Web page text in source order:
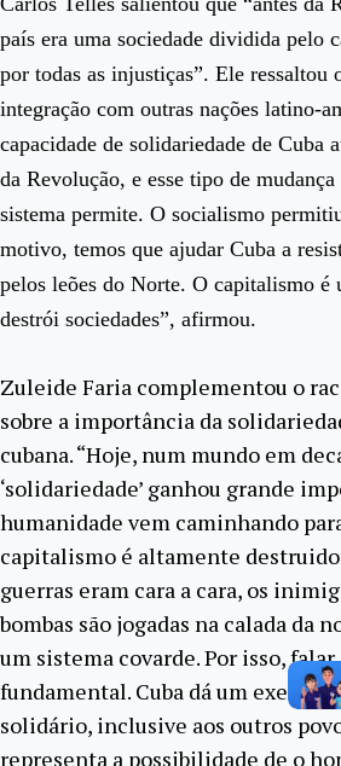
país era uma sociedade dividida pelo
por todas as injustiças”. Ele ressaltou
integração com outras nações latino-
capacidade de solidariedade de Cuba
da Revolução, e esse tipo de
sistema permite. O socialismo
motivo, temos que ajudar Cuba a
pelos leões do Norte. O capitalismo é
destrói sociedades”, afirmou.
Zuleide Faria complementou o
sobre a importância da
cubana. “Hoje, num mundo em
‘solidariedade’ ganhou grande
humanidade vem caminhando
capitalismo é altamente
guerras eram cara a cara, os
bombas são jogadas na calada da
um sistema covarde. Por isso, falar
fundamental. Cuba dá um
solidário, inclusive aos outros
representa a possibilidade de o